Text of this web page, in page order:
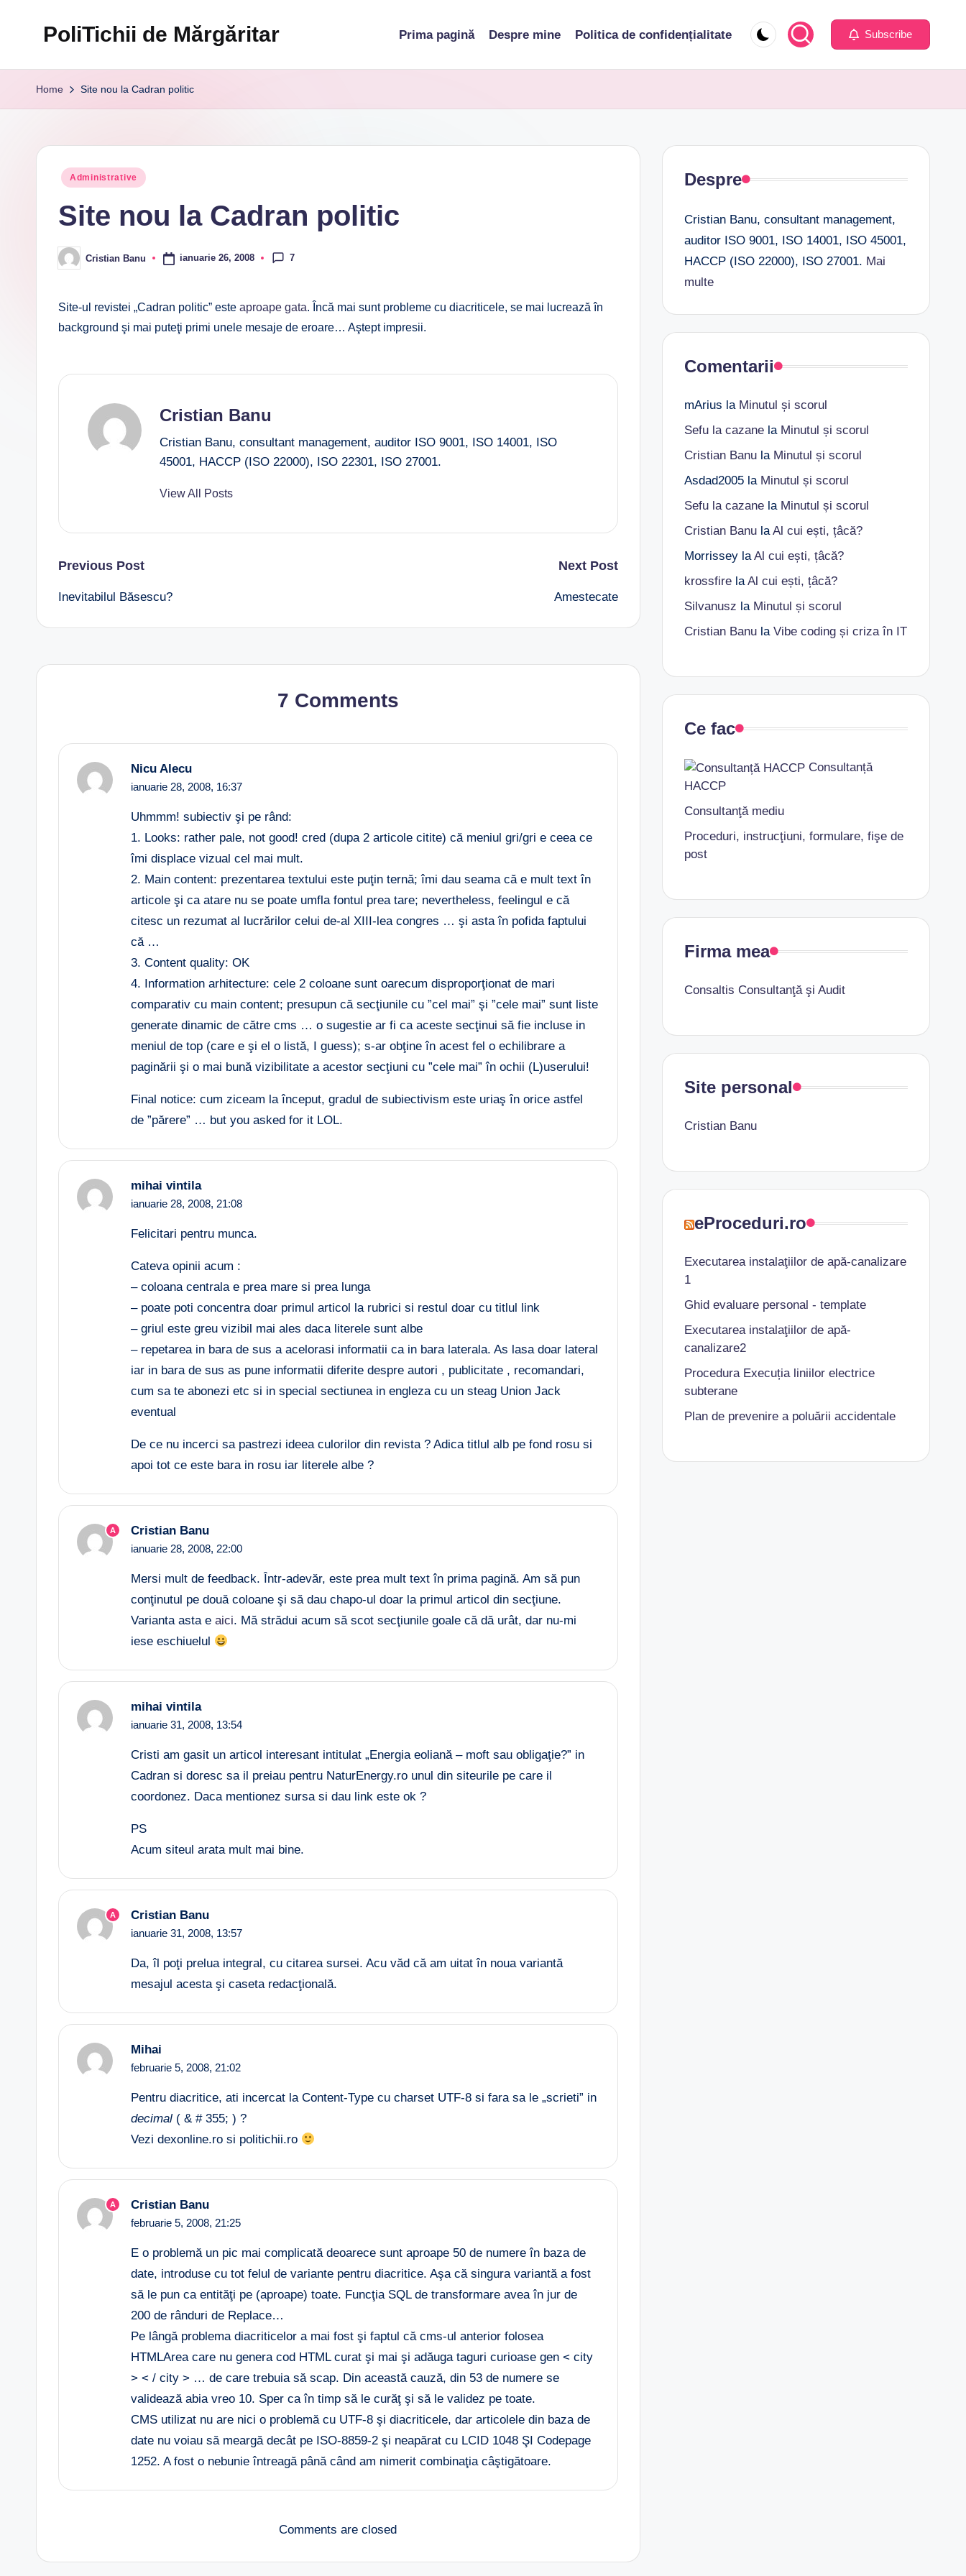
PoliTichii de Mărgăritar Prima pagină Despre mine Politica de confidențialitate Subscribe
Home Site nou la Cadran politic
Posted
Administrative
Site nou la Cadran politic
Posted
by
Cristian Banu ianuarie 26, 2008 7
Site-ul revistei „Cadran politic” este aproape gata. Încă mai sunt probleme cu diacriticele, se mai lucrează în
background şi mai puteţi primi unele mesaje de eroare… Aştept impresii.
Cristian Banu
Cristian Banu, consultant management, auditor ISO 9001, ISO 14001, ISO
45001, HACCP (ISO 22000), ISO 22301, ISO 27001.
View All Posts
Post
navigation
Previous Post
Inevitabilul Băsescu?
Next Post
Amestecate
7 Comments
Nicu Alecu
ianuarie 28, 2008, 16:37
Uhmmm! subiectiv şi pe rând:
1. Looks: rather pale, not good! cred (dupa 2 articole citite) că meniul gri/gri e ceea ce
îmi displace vizual cel mai mult.
2. Main content: prezentarea textului este puţin ternă; îmi dau seama că e mult text în
articole şi ca atare nu se poate umfla fontul prea tare; nevertheless, feelingul e că
citesc un rezumat al lucrărilor celui de-al XIII-lea congres … şi asta în pofida faptului
că …
3. Content quality: OK
4. Information arhitecture: cele 2 coloane sunt oarecum disproporţionat de mari
comparativ cu main content; presupun că secţiunile cu ”cel mai” şi ”cele mai” sunt liste
generate dinamic de către cms … o sugestie ar fi ca aceste secţinui să fie incluse in
meniul de top (care e şi el o listă, I guess); s-ar obţine în acest fel o echilibrare a
paginării şi o mai bună vizibilitate a acestor secţiuni cu ”cele mai” în ochii (L)userului!
Final notice: cum ziceam la început, gradul de subiectivism este uriaş în orice astfel
de ”părere” … but you asked for it LOL.
mihai vintila
ianuarie 28, 2008, 21:08
Felicitari pentru munca.
Cateva opinii acum :
– coloana centrala e prea mare si prea lunga
– poate poti concentra doar primul articol la rubrici si restul doar cu titlul link
– griul este greu vizibil mai ales daca literele sunt albe
– repetarea in bara de sus a acelorasi informatii ca in bara laterala. As lasa doar lateral
iar in bara de sus as pune informatii diferite despre autori , publicitate , recomandari,
cum sa te abonezi etc si in special sectiunea in engleza cu un steag Union Jack
eventual
De ce nu incerci sa pastrezi ideea culorilor din revista ? Adica titlul alb pe fond rosu si
apoi tot ce este bara in rosu iar literele albe ?
A Cristian Banu
ianuarie 28, 2008, 22:00
Mersi mult de feedback. Într-adevăr, este prea mult text în prima pagină. Am să pun
conţinutul pe două coloane şi să dau chapo-ul doar la primul articol din secţiune.
Varianta asta e aici. Mă strădui acum să scot secţiunile goale că dă urât, dar nu-mi
iese eschiuelul
mihai vintila
ianuarie 31, 2008, 13:54
Cristi am gasit un articol interesant intitulat „Energia eoliană – moft sau obligaţie?” in
Cadran si doresc sa il preiau pentru NaturEnergy.ro unul din siteurile pe care il
coordonez. Daca mentionez sursa si dau link este ok ?
PS
Acum siteul arata mult mai bine.
A Cristian Banu
ianuarie 31, 2008, 13:57
Da, îl poţi prelua integral, cu citarea sursei. Acu văd că am uitat în noua variantă
mesajul acesta şi caseta redacţională.
Mihai
februarie 5, 2008, 21:02
Pentru diacritice, ati incercat la Content-Type cu charset UTF-8 si fara sa le „scrieti” in
decimal ( & # 355; ) ?
Vezi dexonline.ro si politichii.ro
A Cristian Banu
februarie 5, 2008, 21:25
E o problemă un pic mai complicată deoarece sunt aproape 50 de numere în baza de
date, introduse cu tot felul de variante pentru diacritice. Aşa că singura variantă a fost
să le pun ca entităţi pe (aproape) toate. Funcţia SQL de transformare avea în jur de
200 de rânduri de Replace…
Pe lângă problema diacriticelor a mai fost şi faptul că cms-ul anterior folosea
HTMLArea care nu genera cod HTML curat şi mai şi adăuga taguri curioase gen < city
> < / city > … de care trebuia să scap. Din această cauză, din 53 de numere se
validează abia vreo 10. Sper ca în timp să le curăţ şi să le validez pe toate.
CMS utilizat nu are nici o problemă cu UTF-8 şi diacriticele, dar articolele din baza de
date nu voiau să meargă decât pe ISO-8859-2 şi neapărat cu LCID 1048 ŞI Codepage
1252. A fost o nebunie întreagă până când am nimerit combinaţia câştigătoare.
Comments are closed
Despre
Cristian Banu, consultant management,
auditor ISO 9001, ISO 14001, ISO 45001,
HACCP (ISO 22000), ISO 27001. Mai
multe
Comentarii
mArius la Minutul și scorul
Sefu la cazanela Minutul și scorul
Cristian Banula Minutul și scorul
Asdad2005la Minutul și scorul
Sefu la cazanela Minutul și scorul
Cristian BanulaAl cui ești, țâcă?
MorrisseylaAl cui ești, țâcă?
krossfirelaAl cui ești, țâcă?
Silvanusz la Minutul și scorul
Cristian Banula Vibe coding și criza în IT
Ce fac
Consultanță
HACCP
Consultanţă mediu
Proceduri, instrucţiuni, formulare, fişe de
post
Firma mea
Consaltis Consultanţă şi Audit
Site personal
Cristian Banu
eProceduri.ro
Executarea instalaţiilor de apă-canalizare
1
Ghid evaluare personal - template
Executarea instalaţiilor de apă-
canalizare2
Procedura Execuția liniilor electrice
subterane
Plan de prevenire a poluării accidentale